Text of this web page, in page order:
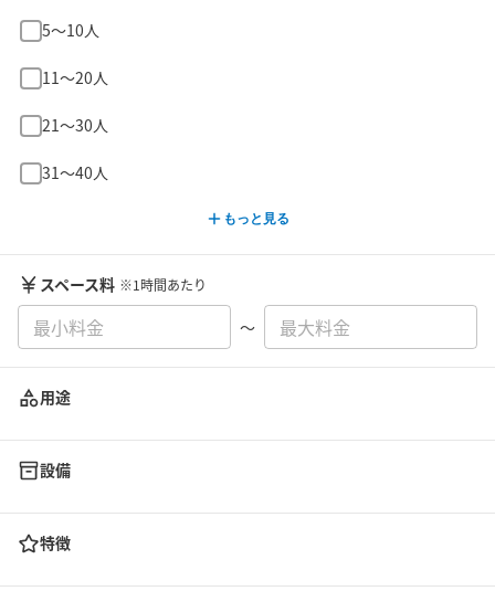
5〜10人
11〜20人
21〜30人
31〜40人
もっと見る
スペース料 ※1時間あたり
〜
用途
設備
特徴